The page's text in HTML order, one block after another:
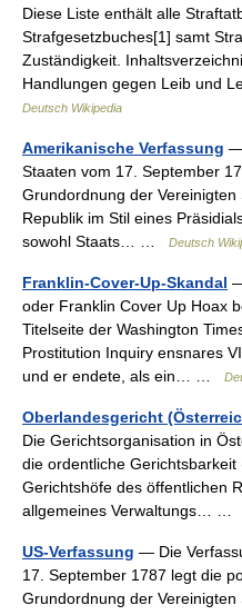
Diese Liste enthält alle
Strafgesetzbuches[1] samt
Zuständigkeit.
Handlungen gegen Leib und
Deutsch Wikipedia
Amerikanische Verfassung —
Staaten vom 17. September
Grundordnung der
Republik im Stil eines
sowohl Staats… …
Deutsch
Franklin-Cover-Up-Skandal
oder Franklin Cover Up Hoax
Titelseite der Washington
Prostitution Inquiry ensnares
und er endete, als ein… …
Oberlandesgericht
Die Gerichtsorganisation in
die ordentliche
Gerichtshöfe des öffentlichen
allgemeines Verwaltungs… …
US-Verfassung — Die
17. September 1787 legt die
Grundordnung der